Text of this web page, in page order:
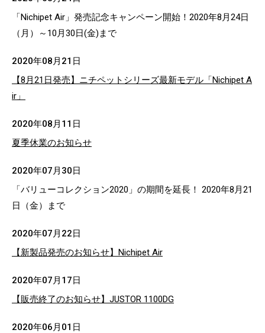
「Nichipet Air」発売記念キャンペーン開始！2020年8月24日
（月）～10月30日(金)まで
2020年08月21日
【8月21日発売】ニチペットシリーズ最新モデル「Nichipet A
ir」
2020年08月11日
夏季休業のお知らせ
2020年07月30日
「バリューコレクション2020」の期間を延長！ 2020年8月21
日（金）まで
2020年07月22日
【新製品発売のお知らせ】Nichipet Air
2020年07月17日
【販売終了のお知らせ】JUSTOR 1100DG
2020年06月01日